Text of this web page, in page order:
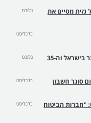
גזית מסיים את
גלובס
כלכליסט
קניון רמת-אביב - הקניון היקר ביותר בישראל וה-35
גלובס
סוגר חשבון כלכליסט
"חברות הביטוח
כלכליסט